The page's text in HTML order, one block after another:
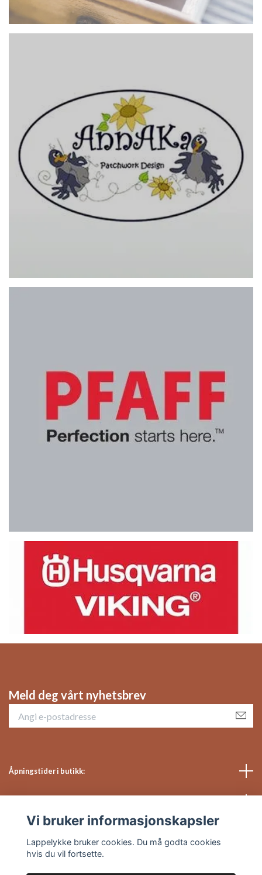
Meld deg vårt nyhetsbrev
Åpningstider i butikk:
Vi bruker informasjonskapsler
Lappelykke bruker cookies. Du må godta cookies
hvis du vil fortsette.